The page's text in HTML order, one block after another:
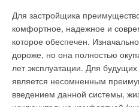
Для застройщика
комфортное, надежное и
которое обеспечен.
дороже, но она полностью
лет эксплуатации. Для
является несомненным
введением данной системы,
армированных
обеспечивает работу агрегата
(включая и отключая его),
распределяя рабочую нагрузку.
Динамическая функция
компенсирует потери на
работая при низкой подаче,